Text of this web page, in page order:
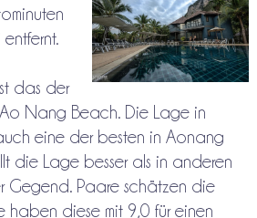
das der
Nang Beach. Die Lage in
eine der besten in Aonang
die Lage besser als in anderen
Gegend. Paare schätzen die
haben diese mit 9,0 für einen